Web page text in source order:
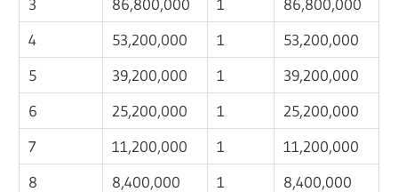
3 86,800,000 1
86,800,000
4
53,200,000 1
53,200,000
5
39,200,000 1
39,200,000
6
25,200,000 1
25,200,000
7
11,200,000 1
11,200,000
8
8,400,000 1
8,400,000